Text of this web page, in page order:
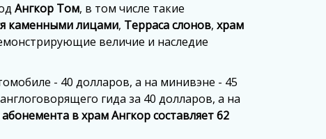
Ангкор Том, в том числе такие
каменными лицами, Терраса слонов, храм
величие и наследие
- 40 долларов, а на минивэне - 45
гида за 40 долларов, а на
в храм Ангкор составляет 62